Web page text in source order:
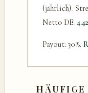
(jährlich).
Netto DE:
Payout: 30%.
HÄUFIGE